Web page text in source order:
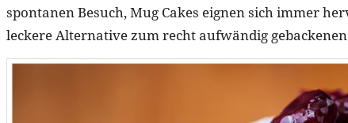
spontanen Besuch, Mug Cakes eignen sich immer
leckere Alternative zum recht aufwändig